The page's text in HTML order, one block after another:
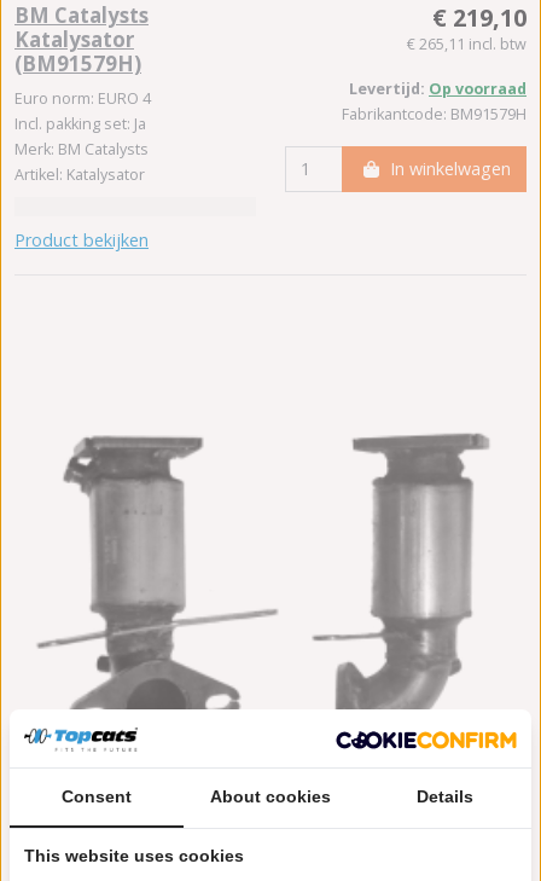
BM Catalysts
Katalysator
(BM91579H)
Euro norm: EURO 4
Incl. pakking set: Ja
Merk: BM Catalysts
Artikel: Katalysator
Product bekijken
€ 219,10
€ 265,11 incl. btw
Levertijd: Op voorraad
Fabrikantcode: BM91579H
In winkelwagen
Consent About cookies Details
This website uses cookies